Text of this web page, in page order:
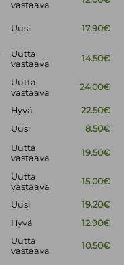
vastaava
Uusi 17.90€
Uutta
vastaava
14.50€
Uutta
vastaava
24.00€
Hyvä
22.50€
Uusi
8.50€
Uutta
vastaava
19.50€
Uutta
vastaava
15.00€
Uusi
19.20€
Hyvä 12.90€
Uutta
vastaava
10.50€